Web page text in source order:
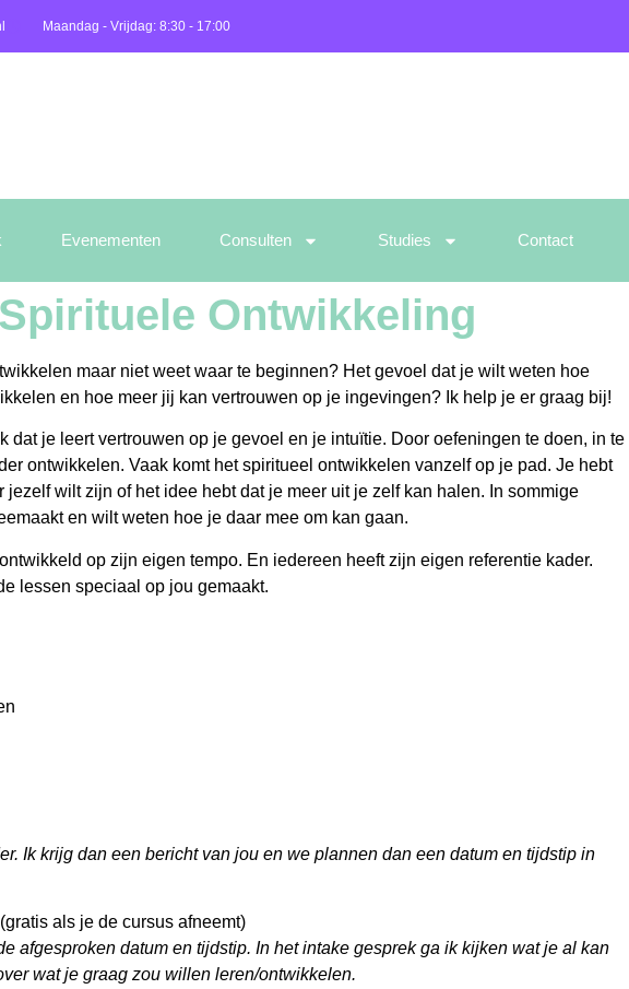
Maandag - Vrijdag: 8:30 - 17:00
Evenementen Consulten Studies Contact
Ontwikkeling
maar niet weet waar te beginnen? Het gevoel dat je wilt weten hoe
en hoe meer jij kan vertrouwen op je ingevingen? Ik help je er graag bij!
je leert vertrouwen op je gevoel en je intuïtie. Door oefeningen te doen, in te
ontwikkelen. Vaak komt het spiritueel ontwikkelen vanzelf op je pad. Je hebt
wilt zijn of het idee hebt dat je meer uit je zelf kan halen. In sommige
en wilt weten hoe je daar mee om kan gaan.
op zijn eigen tempo. En iedereen heeft zijn eigen referentie kader.
lessen speciaal op jou gemaakt.
Ik krijg dan een bericht van jou en we plannen dan een datum en tijdstip in
als je de cursus afneemt)
afgesproken datum en tijdstip. In het intake gesprek ga ik kijken wat je al kan
wat je graag zou willen leren/ontwikkelen.